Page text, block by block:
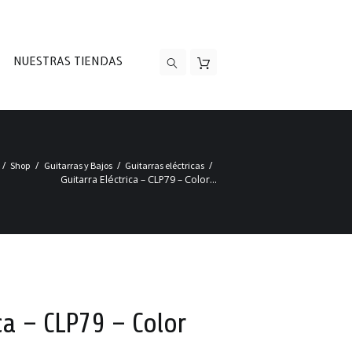
NUESTRAS TIENDAS
Shop Guitarras y Bajos Guitarras eléctricas
Guitarra Eléctrica – CLP79 – Color...
– CLP79 – Color